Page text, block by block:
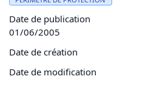
Date de publication
01/06/2005
Date de création
Date de modification